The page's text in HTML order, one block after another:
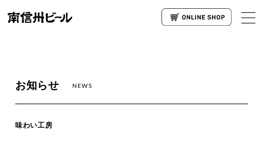
お知らせ NEWS
味わい工房